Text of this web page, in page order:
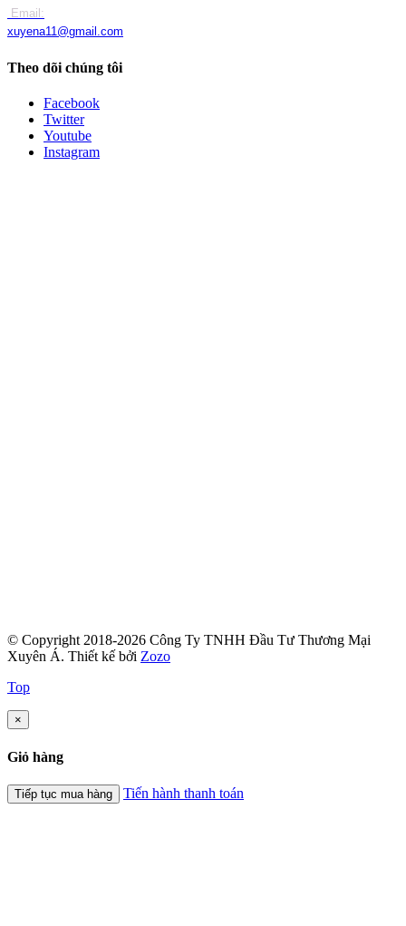
Email:
xuyena11@gmail.com
Theo dõi chúng tôi
Facebook
Twitter
Youtube
Instagram
© Copyright 2018-2026 Công Ty TNHH Đầu Tư Thương Mại
Xuyên Á. Thiết kế bởi Zozo
Top
×
Giỏ hàng
Tiếp tục mua hàng Tiến hành thanh toán